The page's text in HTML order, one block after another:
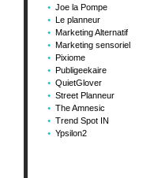
Joe la Pompe
Le planneur
Marketing Alternatif
Marketing sensoriel
Pixiome
Publigeekaire
QuietGlover
Street Planneur
The Amnesic
Trend Spot IN
Ypsilon2